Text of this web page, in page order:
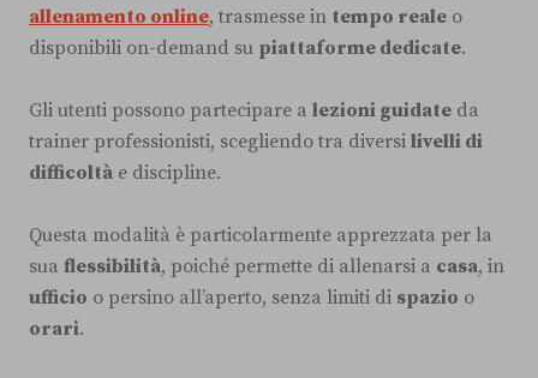
allenamento online, trasmesse in tempo reale o
disponibili on-demand su piattaforme dedicate.
Gli utenti possono partecipare a lezioni guidate da
trainer professionisti, scegliendo tra diversi livelli di
difficoltà e discipline.
Questa modalità è particolarmente apprezzata per la
sua flessibilità, poiché permette di allenarsi a casa, in
ufficio o persino all’aperto, senza limiti di spazio o
orari.